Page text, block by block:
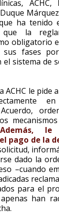
ha tenido
la
obligatorio
fases
sistema de
ACHC le pide
le
pago de la
dado la
–cuando
para el
apenas han